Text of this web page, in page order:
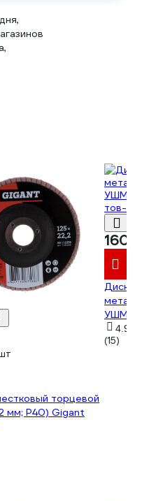
торцевой
мм; P40) Gigant
160 ₽
Диск
металлу
УШМ
тов-
4.9
(15)